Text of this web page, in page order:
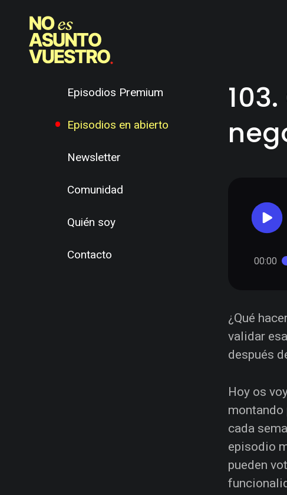
Episodios Premium
Episodios en abierto
Newsletter
Comunidad
Quién soy
Contacto 00:00
¿Qué
validar
después
Hoy os
montando
cada
episodio
pueden